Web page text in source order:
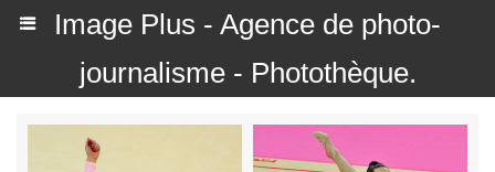
Image Plus - Agence de photo-
journalisme - Photothèque.